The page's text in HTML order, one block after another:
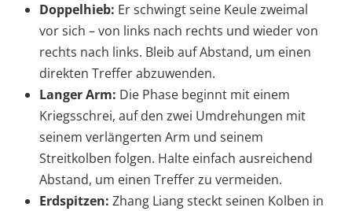
Doppelhieb: Er schwingt seine Keule zweimal
vor sich – von links nach rechts und wieder von
rechts nach links. Bleib auf Abstand, um einen
direkten Treffer abzuwenden.
Langer Arm: Die Phase beginnt mit einem
Kriegsschrei, auf den zwei Umdrehungen mit
seinem verlängerten Arm und seinem
Streitkolben folgen. Halte einfach ausreichend
Abstand, um einen Treffer zu vermeiden.
Erdspitzen: Zhang Liang steckt seinen Kolben in